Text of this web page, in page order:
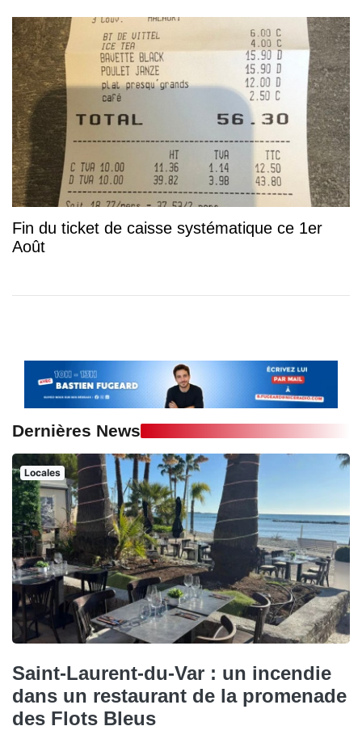
Fin du ticket de caisse systématique ce 1er
Août
Dernières News
Locales
Saint-Laurent-du-Var : un incendie
dans un restaurant de la promenade
des Flots Bleus